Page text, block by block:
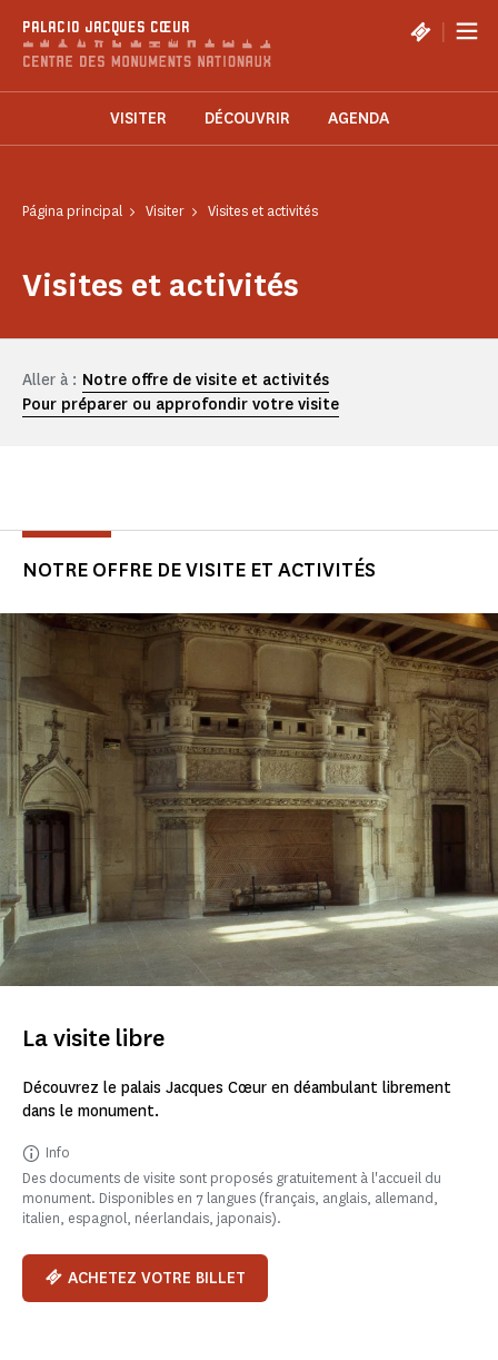
PALACIO JACQUES CŒUR |
VISITER DÉCOUVRIR AGENDA
Página principal Visiter Visites et activités
Visites et activités
Aller à : Notre offre de visite et activités
Pour préparer ou approfondir votre visite
NOTRE OFFRE DE VISITE ET ACTIVITÉS
La visite libre
Découvrez le palais Jacques Cœur en déambulant librement
dans le monument.
Info
Des documents de visite sont proposés gratuitement à l'accueil du
monument. Disponibles en 7 langues (français, anglais, allemand,
italien, espagnol, néerlandais, japonais).
ACHETEZ VOTRE BILLET